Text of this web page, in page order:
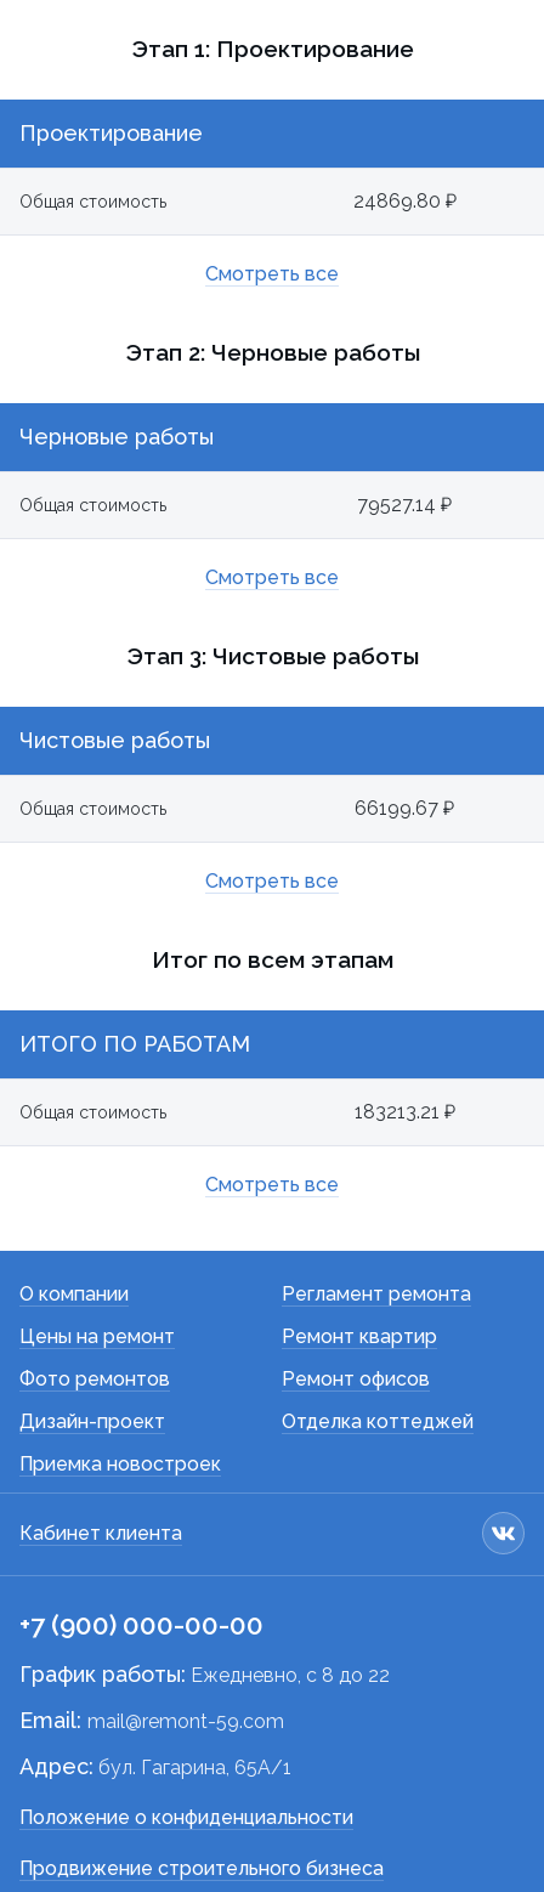
Этап 1: Проектирование
Проектирование
Общая стоимость 24869.80 ₽
Смотреть все
Этап 2: Черновые работы
Черновые работы
Общая стоимость 79527.14 ₽
Смотреть все
Этап 3: Чистовые работы
Чистовые работы
Общая стоимость 66199.67 ₽
Смотреть все
Итог по всем этапам
ИТОГО ПО РАБОТАМ
Общая стоимость 183213.21 ₽
Смотреть все
О компании
Цены на ремонт
Фото ремонтов
Дизайн-проект
Приемка новостроек
Регламент ремонта
Ремонт квартир
Ремонт офисов
Отделка коттеджей
Кабинет клиента
+7 (900) 000-00-00
График работы: Ежедневно, c 8 до 22
Email: mail@remont-59.com
Адрес: бул. Гагарина, 65А/1
Положение о конфиденциальности
Продвижение строительного бизнеса